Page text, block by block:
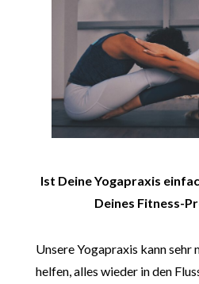
Ist Deine Yogapraxis
Deines Fitness-
Unsere Yogapraxis kann sehr
helfen, alles wieder in den